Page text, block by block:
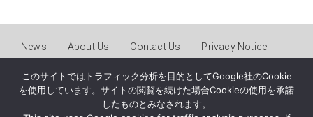
News About Us Contact Us Privacy Notice
© BY MATERIAL AUTOMATION ( THAILAND ) Co., Ltd.
このサイトではトラフィック分析を目的としてGoogle社のCookie
を使用しています。サイトの閲覧を続けた場合Cookieの使用を承諾
したものとみなされます。